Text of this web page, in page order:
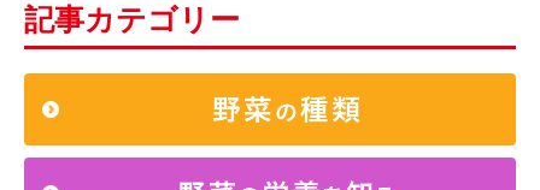
記事カテゴリー